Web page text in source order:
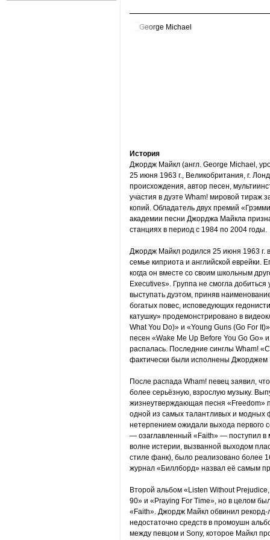
История
Джордж Майкл (англ. George Michael,
25 июня 1963 г., Великобритания, г.
происхождения, автор песен,
участия в дуэте Wham! мировой тираж
копий. Обладатель двух премий
академии песни Джорджа Майкла
станциях в период с 1984 по 2004 годы.
Джордж Майкл родился 25 июня 1963 г.
семье киприота и английской еврейки.
когда он вместе со своим школьным
Executives». Группа не смогла
выступать дуэтом, приняв
богатых повес, исповедующих
катушку» продемонстрировано в
What You Do)» и «Young Guns (Go For
песен «Wake Me Up Before You Go Go»
распалась. Последние синглы Wham!
фактически были исполнены Джорджем
После распада Wham! певец заявил,
более серьёзную, взрослую музыку.
жизнеутверждающая песня «Freedom»
одной из самых талантливых и модных
нетерпением ожидали выхода первого
— озаглавленный «Faith» — поступил в
волне истерии, вызванной выходом
стиле фанк), было реализовано более
журнал «Биллборд» назвал её самым
Второй альбом «Listen Without
90» и «Praying For Time», но в целом
«Faith». Джордж Майкл обвинил рекорд-
недостаточно средств в промоушн
между певцом и Sony, которое Майкл